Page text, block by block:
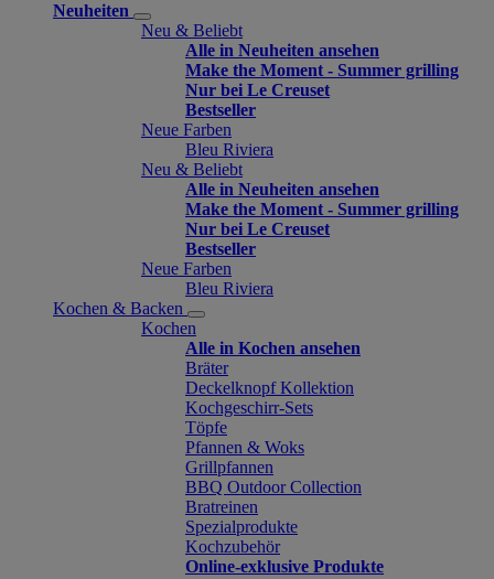
Neuheiten
Neu & Beliebt
Alle in Neuheiten ansehen
Make the Moment - Summer grilling
Nur bei Le Creuset
Bestseller
Neue Farben
Bleu Riviera
Neu & Beliebt
Alle in Neuheiten ansehen
Make the Moment - Summer grilling
Nur bei Le Creuset
Bestseller
Neue Farben
Bleu Riviera
Kochen & Backen
Kochen
Alle in Kochen ansehen
Bräter
Deckelknopf Kollektion
Kochgeschirr-Sets
Töpfe
Pfannen & Woks
Grillpfannen
BBQ Outdoor Collection
Bratreinen
Spezialprodukte
Kochzubehör
Online-exklusive Produkte